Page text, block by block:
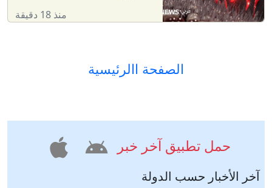
منذ 18 دقيقة
الصفحة االرئيسية
حمل تطبيق آخر خبر
آخر الأخبار حسب الدولة